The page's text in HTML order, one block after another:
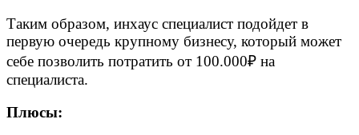
Таким образом, инхаус специалист подойдет в
первую очередь крупному бизнесу, который может
себе позволить потратить от 100.000₽ на
специалиста.
Плюсы: